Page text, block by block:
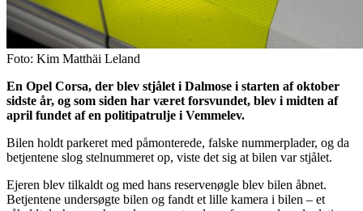
Foto: Kim Matthäi Leland
En Opel Corsa, der blev stjålet i Dalmose i starten af oktober
sidste år, og som siden har været forsvundet, blev i midten af
april fundet af en politipatrulje i Vemmelev.
Bilen holdt parkeret med påmonterede, falske nummerplader, og da
betjentene slog stelnummeret op, viste det sig at bilen var stjålet.
Ejeren blev tilkaldt og med hans reservenøgle blev bilen åbnet.
Betjentene undersøgte bilen og fandt et lille kamera i bilen – et